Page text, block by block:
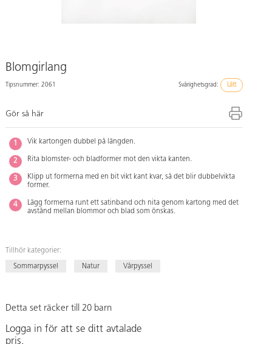
Blomgirlang
Tipsnummer: 2061 Svårighetsgrad: Lätt
Gör så här
Vik kartongen dubbel på längden.
Rita blomster- och bladformer mot den vikta kanten.
Klipp ut formerna med en bit vikt kant kvar, så det blir dubbelvikta
former.
Lägg formerna runt ett satinband och nita genom kartong med det
avstånd mellan blommor och blad som önskas.
Tillhör kategorier:
Sommarpyssel Natur Vårpyssel
Detta set räcker till 20 barn
Logga in för att se ditt avtalade
pris.